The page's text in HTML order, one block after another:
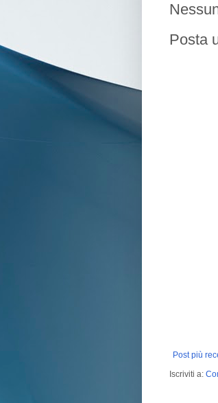
Posta
Post più
Iscriviti a: